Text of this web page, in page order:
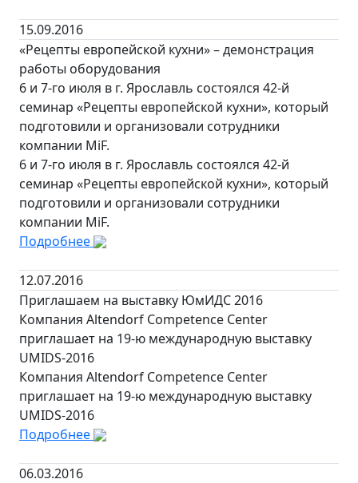
15.09.2016
«Рецепты европейской кухни» – демонстрация
работы оборудования
6 и 7-го июля в г. Ярославль состоялся 42-й
семинар «Рецепты европейской кухни», который
подготовили и организовали сотрудники
компании MiF.
6 и 7-го июля в г. Ярославль состоялся 42-й
семинар «Рецепты европейской кухни», который
подготовили и организовали сотрудники
компании MiF.
Подробнее
12.07.2016
Приглашаем на выставку ЮмИДС 2016
Компания Altendorf Competence Center
приглашает на 19-ю международную выставку
UMIDS-2016
Компания Altendorf Competence Center
приглашает на 19-ю международную выставку
UMIDS-2016
Подробнее
06.03.2016